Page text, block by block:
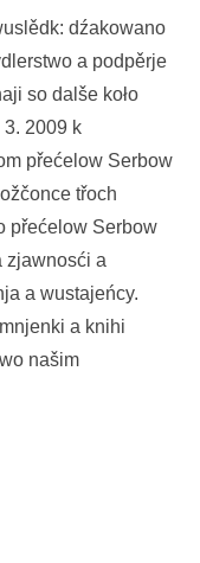
dźakowano
a podpěrje
so dalše koło
2009 k
přećelow Serbow
třoch
přećelow Serbow
zjawnosći a
a wustajeńcy.
a knihi
našim